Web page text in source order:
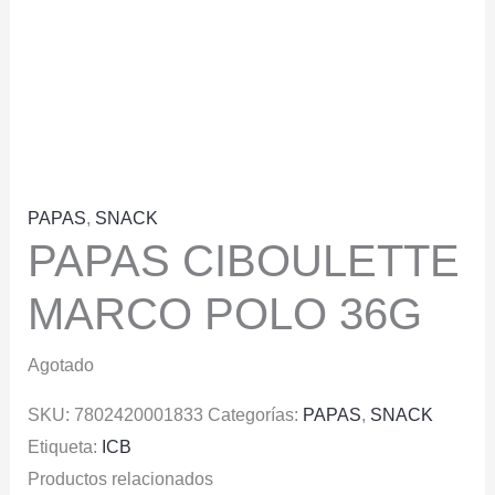
PAPAS, SNACK
PAPAS CIBOULETTE
MARCO POLO 36G
Agotado
SKU: 7802420001833 Categorías: PAPAS, SNACK
Etiqueta: ICB
Productos relacionados